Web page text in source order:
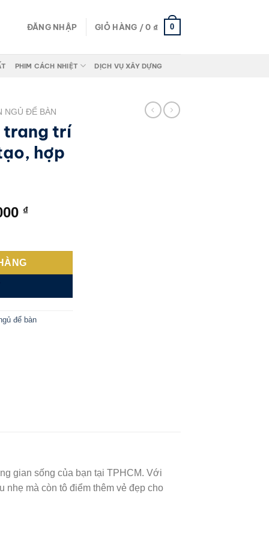
ĐĂNG NHẬP GIỎ HÀNG /0 ₫ 0
PHIM CÁCH NHIỆT DỊCH VỤ XÂY DỰNG
NGỦ ĐỂ BÀN
trang trí
hợp
₫.
₫Giá
là:
đá nhân tạo, hợp kim số lượng
để bàn
gian sống của bạn tại TPHCM. Với
nhẹ mà còn tô điểm thêm vẻ đẹp cho